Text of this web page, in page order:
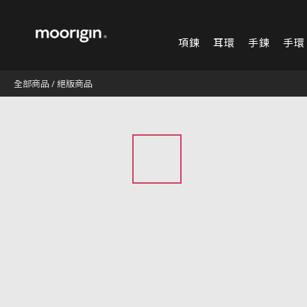
項鍊 耳環 手鍊 手環
全部商品/ 絕版商品